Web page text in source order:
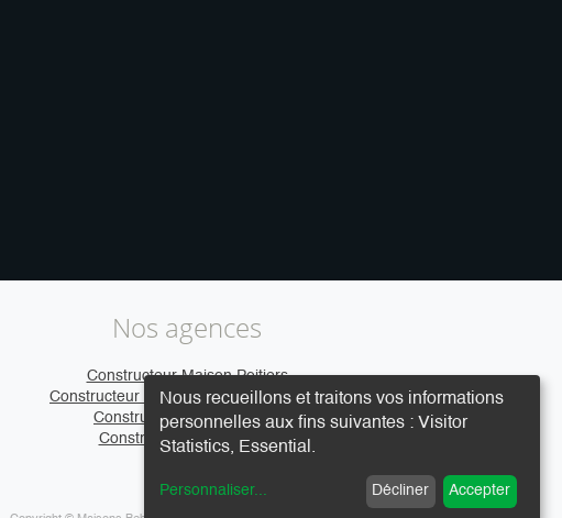
Nos agences
Constructeur Maison Poitiers
Constructeur Maison Clermont-Ferrand
Constructeur Maison Caen
Constructeur Maison Vire
Nous recueillons et traitons vos informations
personnelles aux fins suivantes : Visitor
Statistics, Essential .
Personnaliser... Décliner Accepter